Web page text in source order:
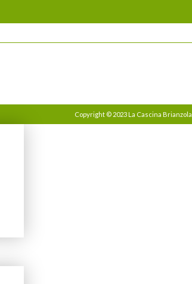
Copyright © 2023 La Cascina Brianzola